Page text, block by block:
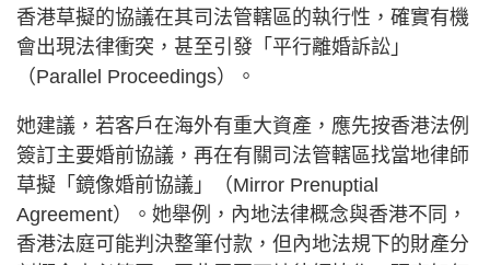
香港草擬的協議在其司法管轄區的執行性，確實有機
會出現法律衝突，甚至引發「平行離婚訴訟」
（Parallel Proceedings）。
她建議，若客戶在海外有重大資產，應先按香港法例
簽訂主要婚前協議，再在有關司法管轄區找當地律師
草擬「鏡像婚前協議」（Mirror Prenuptial
Agreement）。她舉例，內地法律概念與香港不同，
香港法庭可能判決整筆付款，但內地法規下的財產分